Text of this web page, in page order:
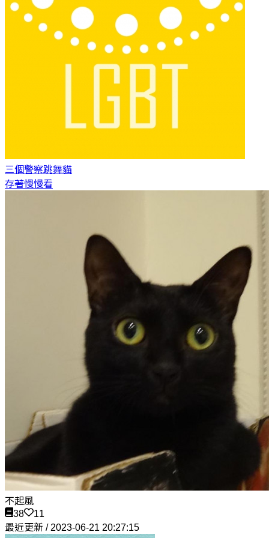
三個警察跳舞貓
存著慢慢看
不起風
38
11
最近更新 / 2023-06-21 20:27:15